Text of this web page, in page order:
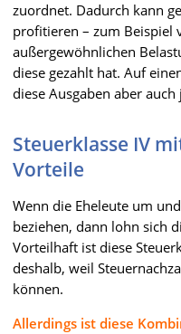
zuordnet. Dadurch kann
profitieren – zum Beispiel
außergewöhnlichen
diese gezahlt hat. Auf
diese Ausgaben aber
Steuerklasse IV
Vorteile
Wenn die Eheleute um
beziehen, dann lohn sich
Vorteilhaft ist diese
deshalb, weil
können.
Allerdings ist diese